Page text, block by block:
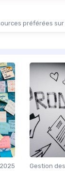
préférées sur